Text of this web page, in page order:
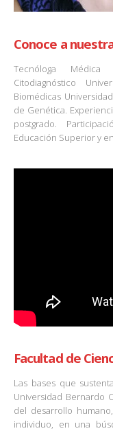
Conoce a
Tecnóloga
Citodiagnóstico
Biomédicas
de Genética.
postgrado.
Educación Superior y
Facultad de
Las bases que
Universidad Bernardo
del desarrollo
individuo, en una